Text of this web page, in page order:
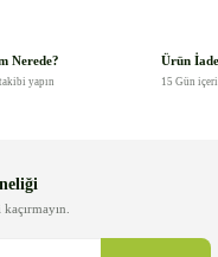
Nerede?
yapın
Ürün
15 Gün